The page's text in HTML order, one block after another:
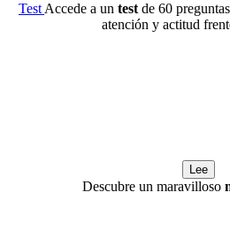
Test Accede a un test de 60
atención y actitud
Lee
Descubre un maravilloso